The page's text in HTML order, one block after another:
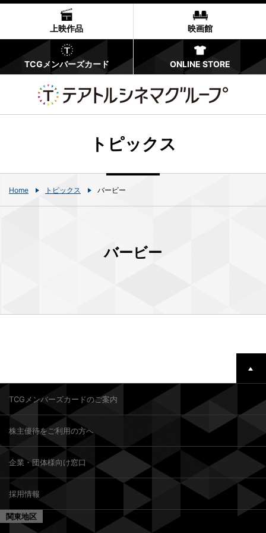
上映作品 映画館
TCGメンバーズカード ONLINE STORE
トピックス
Home トピックス バービー
バービー
TCGメンバーズカードのご案内
株主優待をご利用の方へ
企業・団体様向け窓口
採用情報
関東地区